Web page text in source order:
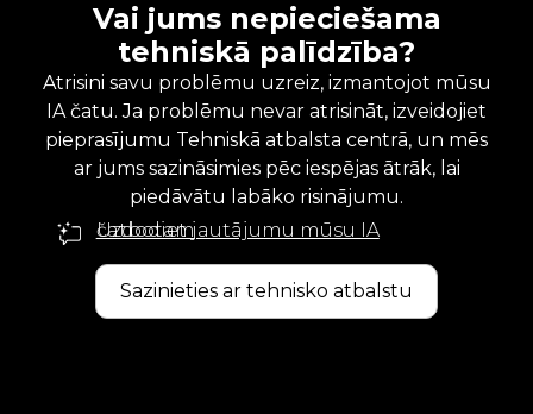
Vai jums nepieciešama
tehniskā palīdzība?
Atrisini savu problēmu uzreiz, izmantojot mūsu
IA čatu. Ja problēmu nevar atrisināt, izveidojiet
pieprasījumu Tehniskā atbalsta centrā, un mēs
ar jums sazināsimies pēc iespējas ātrāk, lai
piedāvātu labāko risinājumu.
Uzdodiet jautājumu mūsu IA čatbotam
Sazinieties ar tehnisko atbalstu